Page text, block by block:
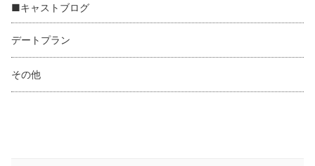
■キャストブログ
デートプラン
その他